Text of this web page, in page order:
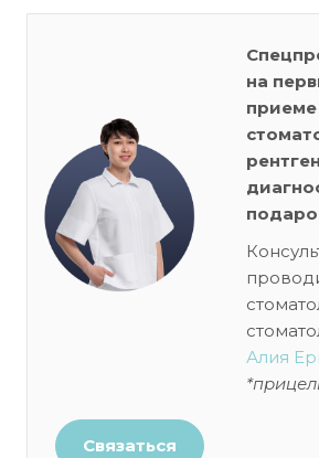
на
приеме
Алия
Связаться